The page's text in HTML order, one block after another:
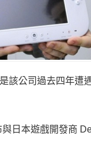
該公司過去四年遭
日本遊戲開發商